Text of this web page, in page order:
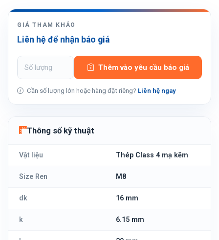
GIÁ THAM KHẢO
Liên hệ để nhận báo giá
Thêm vào yêu cầu báo giá
Cần số lượng lớn hoặc hàng đặt riêng? Liên hệ ngay
Thông số kỹ thuật
Vật liệu Thép Class 4 mạ kẽm
Size Ren M8
dk 16 mm
k 6.15 mm